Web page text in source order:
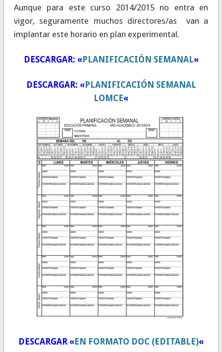
Aunque para este curso 2014/2015 no entra en
vigor, seguramente muchos directores/as van a
implantar este horario en plan experimental.
DESCARGAR: «PLANIFICACIÓN SEMANAL«
DESCARGAR: «PLANIFICACIÓN SEMANAL
LOMCE«
DESCARGAR « EN FORMATO DOC (EDITABLE)«